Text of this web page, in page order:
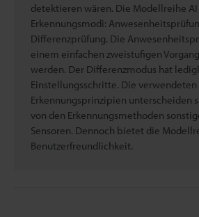
detektieren wären. Die Modellreihe
Erkennungsmodi:
Differenzprüfung. Die
einem einfachen zweistufigen
werden. Der Differenzmodus hat
Einstellungsschritte. Die verwendeten
Erkennungsprinzipien unterscheiden
von den Erkennungsmethoden
Sensoren. Dennoch bietet die
Benutzerfreundlichkeit.